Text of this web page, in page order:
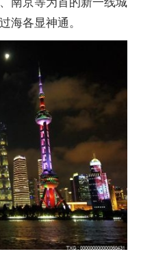
海各显神通。